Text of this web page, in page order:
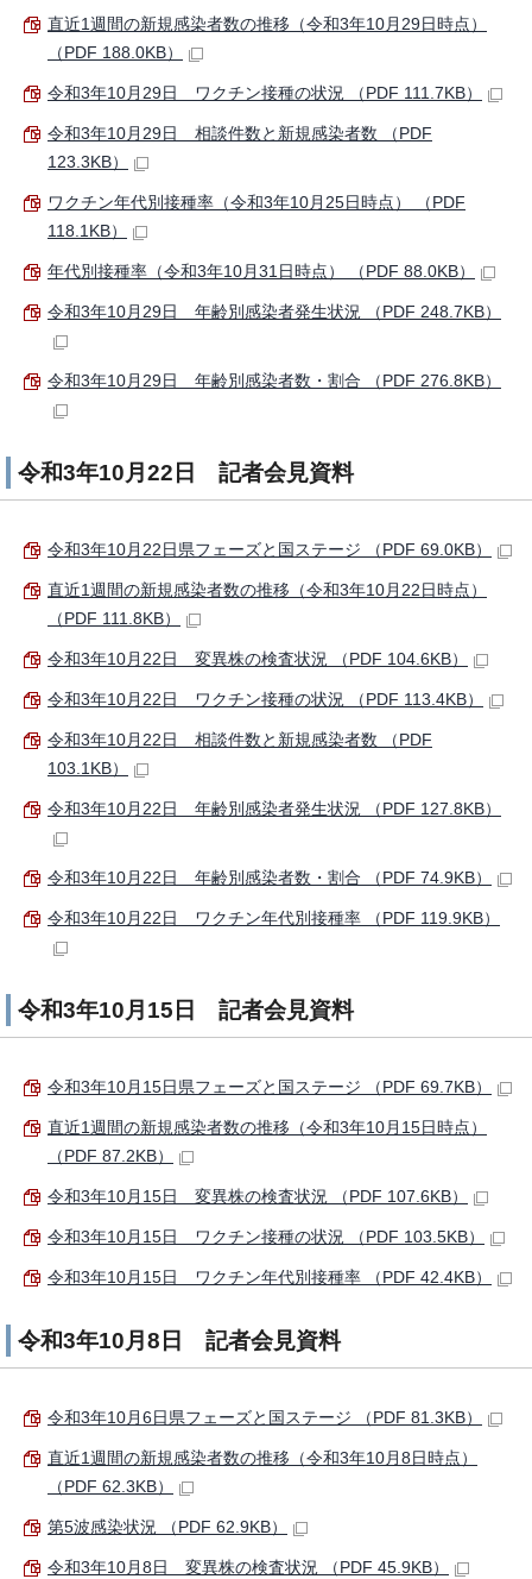
直近1週間の新規感染者数の推移（令和3年10月29日時点）
（PDF 188.0KB）
令和3年10月29日 ワクチン接種の状況 （PDF 111.7KB）
令和3年10月29日 相談件数と新規感染者数 （PDF
123.3KB）
ワクチン年代別接種率（令和3年10月25日時点） （PDF
118.1KB）
年代別接種率（令和3年10月31日時点） （PDF 88.0KB）
令和3年10月29日 年齢別感染者発生状況 （PDF 248.7KB）
令和3年10月29日 年齢別感染者数・割合 （PDF 276.8KB）
令和3年10月22日 記者会見資料
令和3年10月22日県フェーズと国ステージ （PDF 69.0KB）
直近1週間の新規感染者数の推移（令和3年10月22日時点）
（PDF 111.8KB）
令和3年10月22日 変異株の検査状況 （PDF 104.6KB）
令和3年10月22日 ワクチン接種の状況 （PDF 113.4KB）
令和3年10月22日 相談件数と新規感染者数 （PDF
103.1KB）
令和3年10月22日 年齢別感染者発生状況 （PDF 127.8KB）
令和3年10月22日 年齢別感染者数・割合 （PDF 74.9KB）
令和3年10月22日 ワクチン年代別接種率 （PDF 119.9KB）
令和3年10月15日 記者会見資料
令和3年10月15日県フェーズと国ステージ （PDF 69.7KB）
直近1週間の新規感染者数の推移（令和3年10月15日時点）
（PDF 87.2KB）
令和3年10月15日 変異株の検査状況 （PDF 107.6KB）
令和3年10月15日 ワクチン接種の状況 （PDF 103.5KB）
令和3年10月15日 ワクチン年代別接種率 （PDF 42.4KB）
令和3年10月8日 記者会見資料
令和3年10月6日県フェーズと国ステージ （PDF 81.3KB）
直近1週間の新規感染者数の推移（令和3年10月8日時点）
（PDF 62.3KB）
第5波感染状況 （PDF 62.9KB）
令和3年10月8日 変異株の検査状況 （PDF 45.9KB）